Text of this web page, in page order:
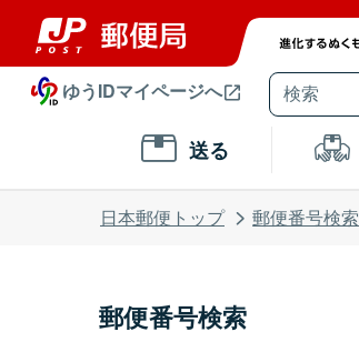
ゆうIDマイページへ
送る
日本郵便トップ 郵便番号検索
郵便番号検索